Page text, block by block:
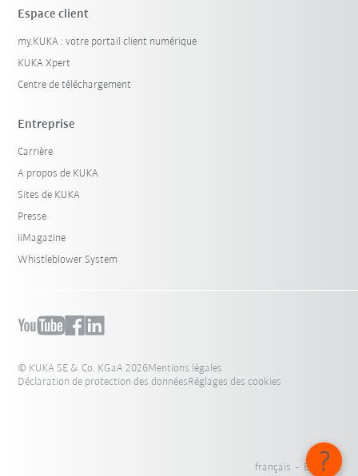
Espace client
my.KUKA : votre portail client numérique
KUKA Xpert
Centre de téléchargement
Entreprise
Carrière
A propos de KUKA
Sites de KUKA
Presse
iiMagazine
Whistleblower System
© KUKA SE & Co. KGaA 2026Mentions légales
Déclaration de protection des donnéesRéglages des cookies
français - Belgique